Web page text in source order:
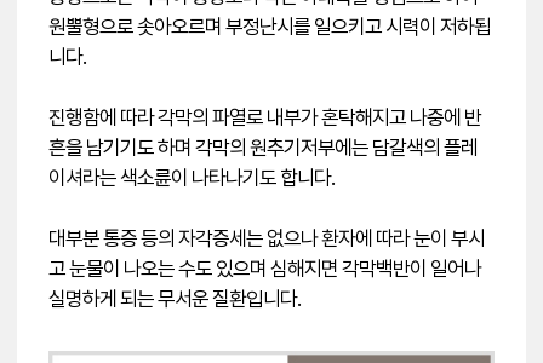
원뿔형으로 솟아오르며 부정난시를 일으키고 시력이 저하됩
니다.
진행함에 따라 각막의 파열로 내부가 혼탁해지고 나중에 반
흔을 남기기도 하며 각막의 원추기저부에는 담갈색의 플레
이셔라는 색소륜이 나타나기도 합니다.
대부분 통증 등의 자각증세는 없으나 환자에 따라 눈이 부시
고 눈물이 나오는 수도 있으며 심해지면 각막백반이 일어나
실명하게 되는 무서운 질환입니다.